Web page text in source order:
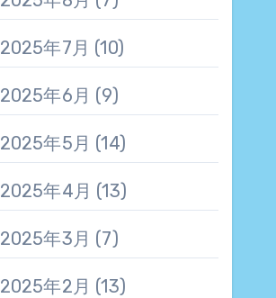
2025年7月 (10)
2025年6月 (9)
2025年5月 (14)
2025年4月 (13)
2025年3月 (7)
2025年2月 (13)